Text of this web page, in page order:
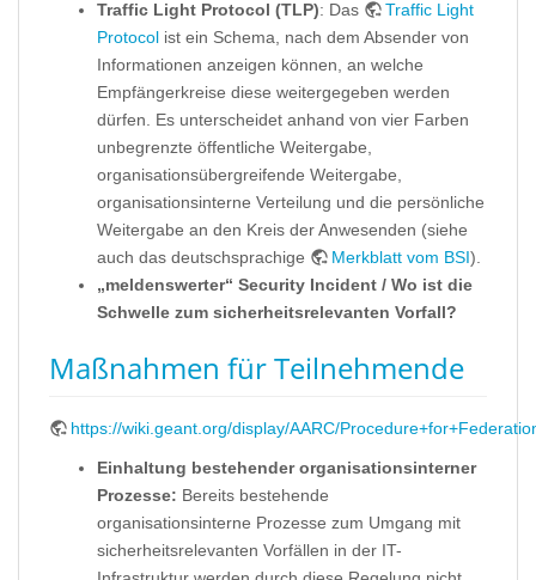
Traffic Light Protocol (TLP): Das
Traffic Light
Protocol ist ein Schema, nach dem Absender von
Informationen anzeigen können, an welche
Empfängerkreise diese weitergegeben werden
dürfen. Es unterscheidet anhand von vier Farben
unbegrenzte öffentliche Weitergabe,
organisationsübergreifende Weitergabe,
organisationsinterne Verteilung und die persönliche
Weitergabe an den Kreis der Anwesenden (siehe
auch das deutschsprachige
Merkblatt vom BSI).
„meldenswerter“ Security Incident / Wo ist die
Schwelle zum sicherheitsrelevanten Vorfall?
Maßnahmen für Teilnehmende
https://wiki.geant.org/display/AARC/
Einhaltung bestehender organisationsinterner
Prozesse: Bereits bestehende
organisationsinterne Prozesse zum Umgang mit
sicherheitsrelevanten Vorfällen in der IT-